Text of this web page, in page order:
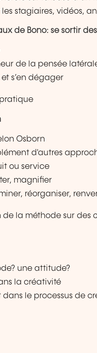
stagiaires, vidéos,
de Bono: se sortir
de la pensée
s’en dégager
Osborn
d'autres
ou service
magnifier
réorganiser,
la méthode sur des
une attitude?
la créativité
dans le processus de